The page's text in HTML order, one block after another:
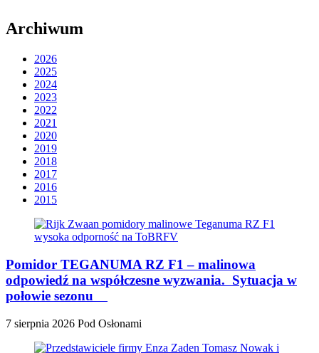
Archiwum
2026
2025
2024
2023
2022
2021
2020
2019
2018
2017
2016
2015
Pomidor TEGANUMA RZ F1 – malinowa
odpowiedź na współczesne wyzwania. Sytuacja w
połowie sezonu
7 sierpnia 2026 Pod Osłonami